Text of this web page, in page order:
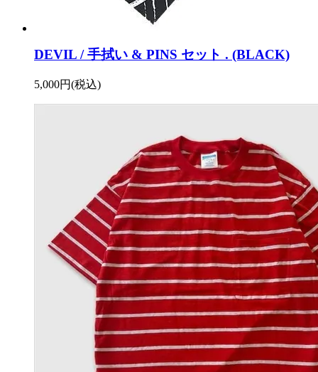
DEVIL / 手拭い & PINS セット . (BLACK)
5,000円(税込)